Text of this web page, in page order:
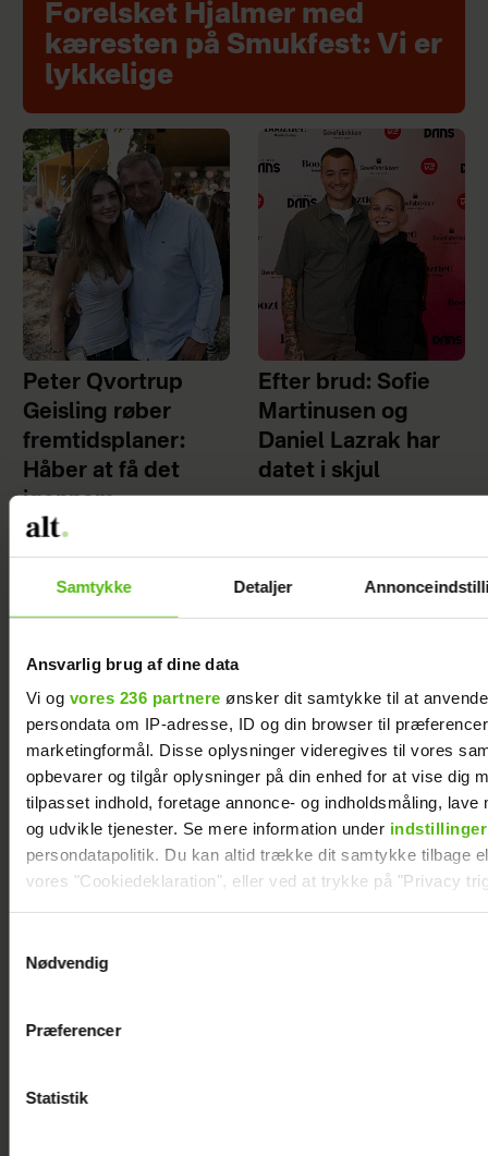
Samtykke Detaljer
Ansvarlig brug af dine data
Vi og vores 236 partnere ønsker dit samtykke til at
persondata om IP-adresse, ID og din browser til
marketingformål. Disse oplysninger videregives til vores
opbevarer og tilgår oplysninger på din enhed for at vise dig
tilpasset indhold, foretage annonce- og indholdsmåling, lave
og udvikle tjenester. Se mere information under indstillinger
persondatapolitik. Du kan altid trække dit samtykke tilbage
vores "Cookiedeklaration", eller ved at trykke på "Privacy
Vi anvender egne cookies og cookies fra tredjeparter til at
generere statistik og huske dine præferencer samt til brug
Nødvendig
Præferencer
Statistik
Forelsket Hjalmer med
kæresten på Smukfest: Vi er
lykkelige
Peter Qvortrup
Geisling røber
fremtidsplaner:
Håber at få det
igennem
Efter brud: Sofie
Martinusen og
Daniel Lazrak har
datet i skjul